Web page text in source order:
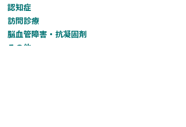
認知症
訪問診療
脳血管障害・抗凝固剤
その他